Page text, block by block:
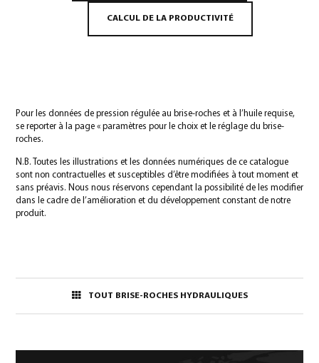
CALCUL DE LA PRODUCTIVITÉ
Pour les données de pression régulée au brise-roches et à l’huile requise,
se reporter à la page « paramètres pour le choix et le réglage du brise-
roches.
N.B. Toutes les illustrations et les données numériques de ce catalogue
sont non contractuelles et susceptibles d’être modifiées à tout moment et
sans préavis. Nous nous réservons cependant la possibilité de les modifier
dans le cadre de l’amélioration et du développement constant de notre
produit.
TOUT BRISE-ROCHES HYDRAULIQUES